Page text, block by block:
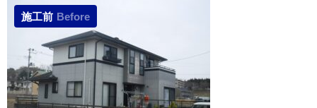
施工前 Before